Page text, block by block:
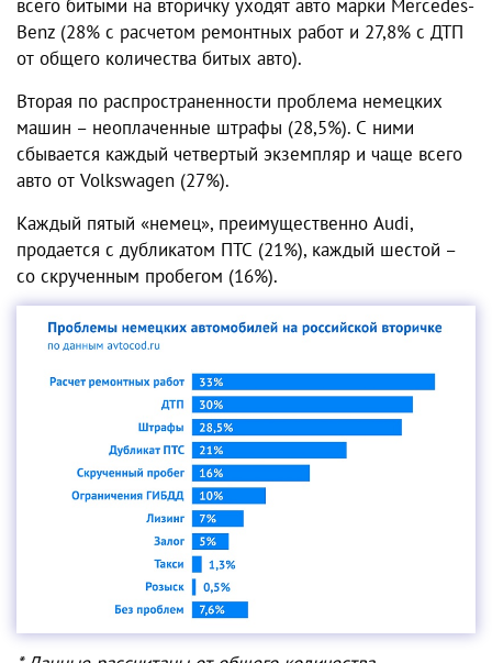
всего битыми на вторичку уходят авто марки Mercedes-
Benz (28% с расчетом ремонтных работ и 27,8% с ДТП
от общего количества битых авто).
Вторая по распространенности проблема немецких
машин – неоплаченные штрафы (28,5%). С ними
сбывается каждый четвертый экземпляр и чаще всего
авто от Volkswagen (27%).
Каждый пятый «немец», преимущественно Audi,
продается с дубликатом ПТС (21%), каждый шестой –
со скрученным пробегом (16%).